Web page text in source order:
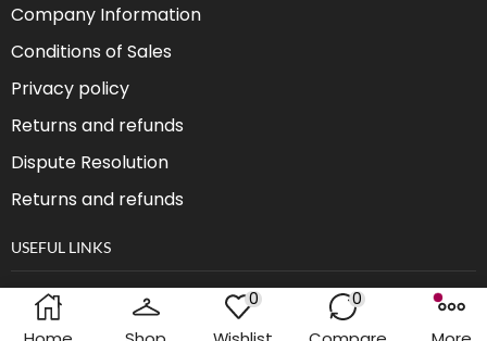
0 0
Company Information
Conditions of Sales
Privacy policy
Returns and refunds
Dispute Resolution
Returns and refunds
USEFUL LINKS
Fast Shipping